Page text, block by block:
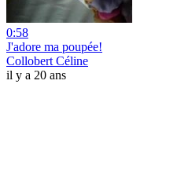
0:58
J'adore ma poupée!
Collobert Céline
il y a 20 ans